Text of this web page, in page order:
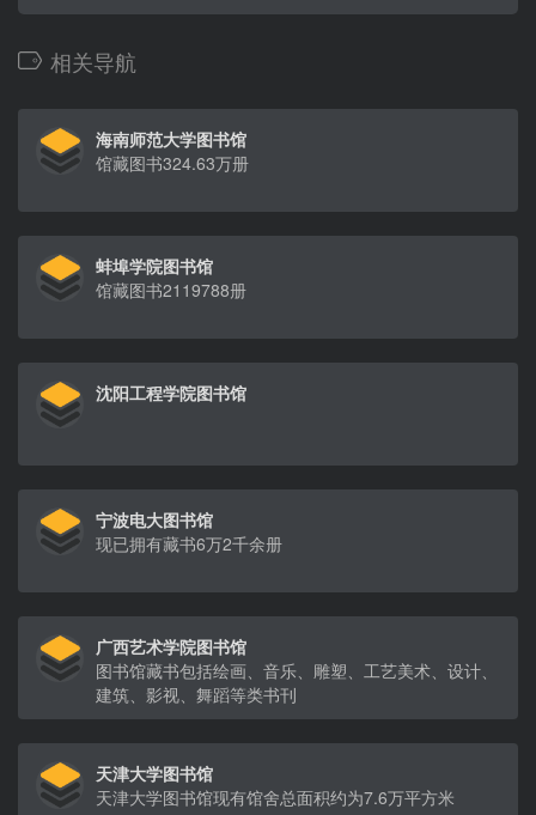
相关导航
海南师范大学图书馆
馆藏图书324.63万册
蚌埠学院图书馆
馆藏图书2119788册
沈阳工程学院图书馆
宁波电大图书馆
现已拥有藏书6万2千余册
广西艺术学院图书馆
图书馆藏书包括绘画、音乐、雕塑、工艺美术、设计、
建筑、影视、舞蹈等类书刊
天津大学图书馆
天津大学图书馆现有馆舍总面积约为7.6万平方米